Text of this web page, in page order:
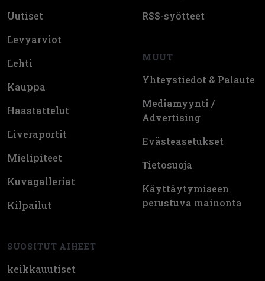
Uutiset
Levyarviot
Lehti
Kauppa
Haastattelut
Liveraportit
Mielipiteet
Kuvagalleriat
Kilpailut
SUOSITUT AIHEET
keikkauutiset
RSS-syötteet
MUUT
Yhteystiedot & Palaute
Mediamyynti /
Advertising
Evästeasetukset
Tietosuoja
Käyttäytymiseen
perustuva mainonta